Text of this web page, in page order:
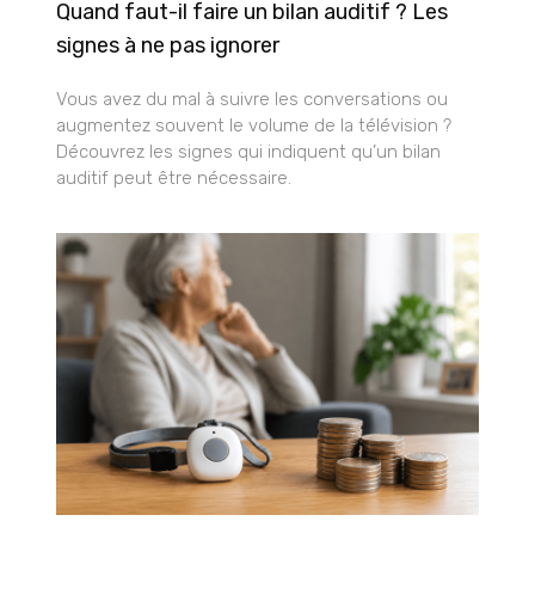
Quand faut-il faire un bilan auditif ? Les
signes à ne pas ignorer
Vous avez du mal à suivre les conversations ou
augmentez souvent le volume de la télévision ?
Découvrez les signes qui indiquent qu’un bilan
auditif peut être nécessaire.